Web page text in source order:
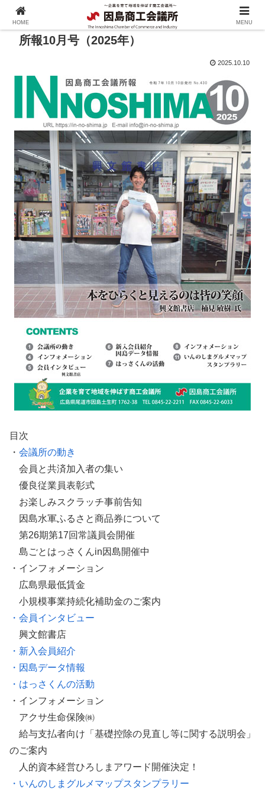
所報10月号（2025年）
2025.10.10
目次
・ 会議所の動き
会員と共済加入者の集い
優良従業員表彰式
お楽しみスクラッチ事前告知
因島水軍ふるさと商品券について
第26期第17回常議員会開催
島ごとはっさくんin因島開催中
・インフォメーション
広島県最低賃金
小規模事業持続化補助金のご案内
・会員インタビュー
興文館書店
・新入会員紹介
・因島データ情報
・はっさくんの活動
・インフォメーション
アクサ生命保険㈱
給与支払者向け「基礎控除の見直し等に関する説明会」
のご案内
人的資本経営ひろしまアワード開催決定！
・いんのしまグルメマップスタンプラリー
HOME MENU